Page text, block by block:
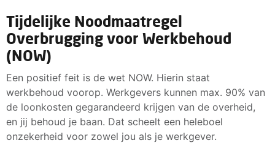
Tijdelijke Noodmaatregel
Overbrugging voor Werkbehoud
(NOW)
Een positief feit is de wet NOW. Hierin staat
werkbehoud voorop. Werkgevers kunnen max. 90% van
de loonkosten gegarandeerd krijgen van de overheid,
en jij behoud je baan. Dat scheelt een heleboel
onzekerheid voor zowel jou als je werkgever.